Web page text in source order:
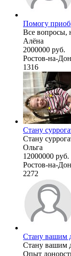
Помогу
Все вопросы,
Алёна
2000000 руб.
Ростов-на-
1316
Стану
Стану
Ольга
12000000 руб.
Ростов-на-
2272
Стану вашим
Стану вашим
Опыт